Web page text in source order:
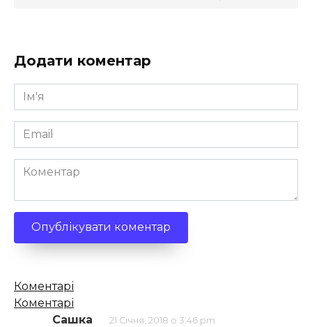
Додати коментар
Ім'я
*
Email
*
Коментар
Кількість
коментарів
Коментарі
Коментарі
Сашка
21 Січня, 2018 о 3:46 pm